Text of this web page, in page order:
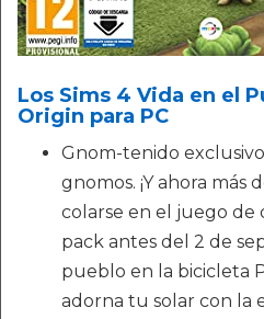
Los Sims 4 Vida en el
Origin para PC
Gnom-tenido
gnomos. ¡Y ahora más
colarse en el juego de
pack antes del 2 de
pueblo en la bicicleta
adorna tu solar con la